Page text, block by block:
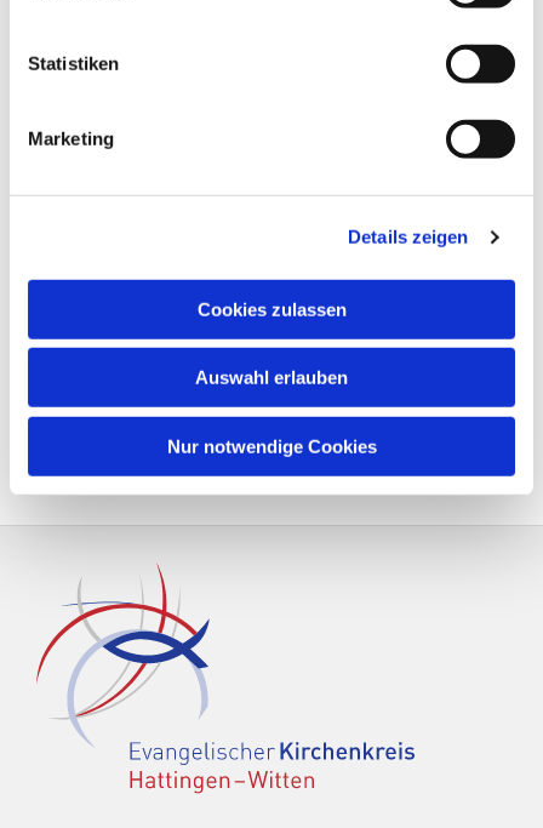
Statistiken
Marketing
Details zeigen
Cookies zulassen
Auswahl erlauben
Nur notwendige Cookies